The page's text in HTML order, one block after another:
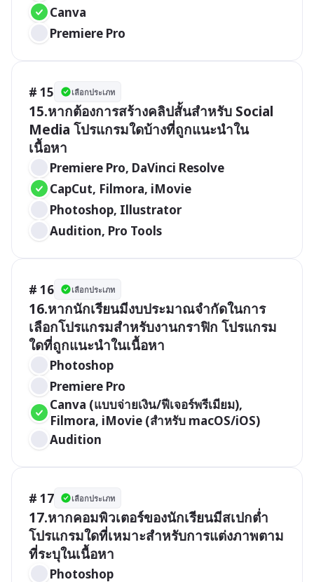
Canva
Premiere Pro
# 15 เลือกประเภท
15.หากต้องการสร้างคลิปสั้นสำหรับ Social
Media โปรแกรมใดบ้างที่ถูกแนะนำใน
เนื้อหา
Premiere Pro, DaVinci Resolve
CapCut, Filmora, iMovie
Photoshop, Illustrator
Audition, Pro Tools
# 16 เลือกประเภท
16.หากนักเรียนมีงบประมาณจำกัดในการ
เลือกโปรแกรมสำหรับงานกราฟิก โปรแกรม
ใดที่ถูกแนะนำในเนื้อหา
Photoshop
Premiere Pro
Canva (แบบจ่ายเงิน/ฟีเจอร์พรีเมียม),
Filmora, iMovie (สำหรับ macOS/iOS)
Audition
# 17 เลือกประเภท
17.หากคอมพิวเตอร์ของนักเรียนมีสเปกต่ำ
โปรแกรมใดที่เหมาะสำหรับการแต่งภาพตาม
ที่ระบุในเนื้อหา
Photoshop